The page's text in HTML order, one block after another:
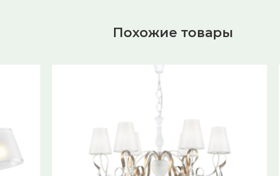
Похожие товары